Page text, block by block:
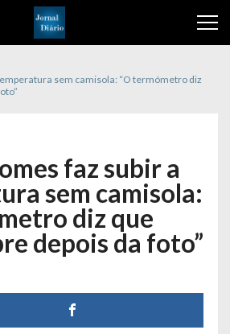
sem camisola: “O termómetro diz
faz subir a
sem camisola:
diz que
depois da foto”